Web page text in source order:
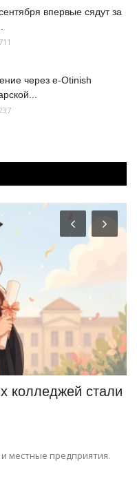
впервые сядут за
711
через e-Otinish
колледжей стали
местные предприятия.